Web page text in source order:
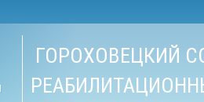
ГОРОХОВЕЦКИЙ